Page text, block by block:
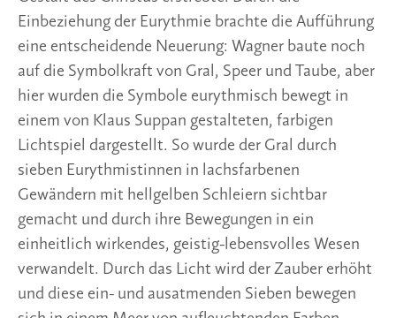
Einbeziehung der Eurythmie brachte die Aufführung
eine entscheidende Neuerung: Wagner baute noch
auf die Symbolkraft von Gral, Speer und Taube, aber
hier wurden die Symbole eurythmisch bewegt in
einem von Klaus Suppan gestalteten, farbigen
Lichtspiel dargestellt. So wurde der Gral durch
sieben Eurythmistinnen in lachsfarbenen
Gewändern mit hellgelben Schleiern sichtbar
gemacht und durch ihre Bewegungen in ein
einheitlich wirkendes, geistig-lebensvolles Wesen
verwandelt. Durch das Licht wird der Zauber erhöht
und diese ein- und ausatmenden Sieben bewegen